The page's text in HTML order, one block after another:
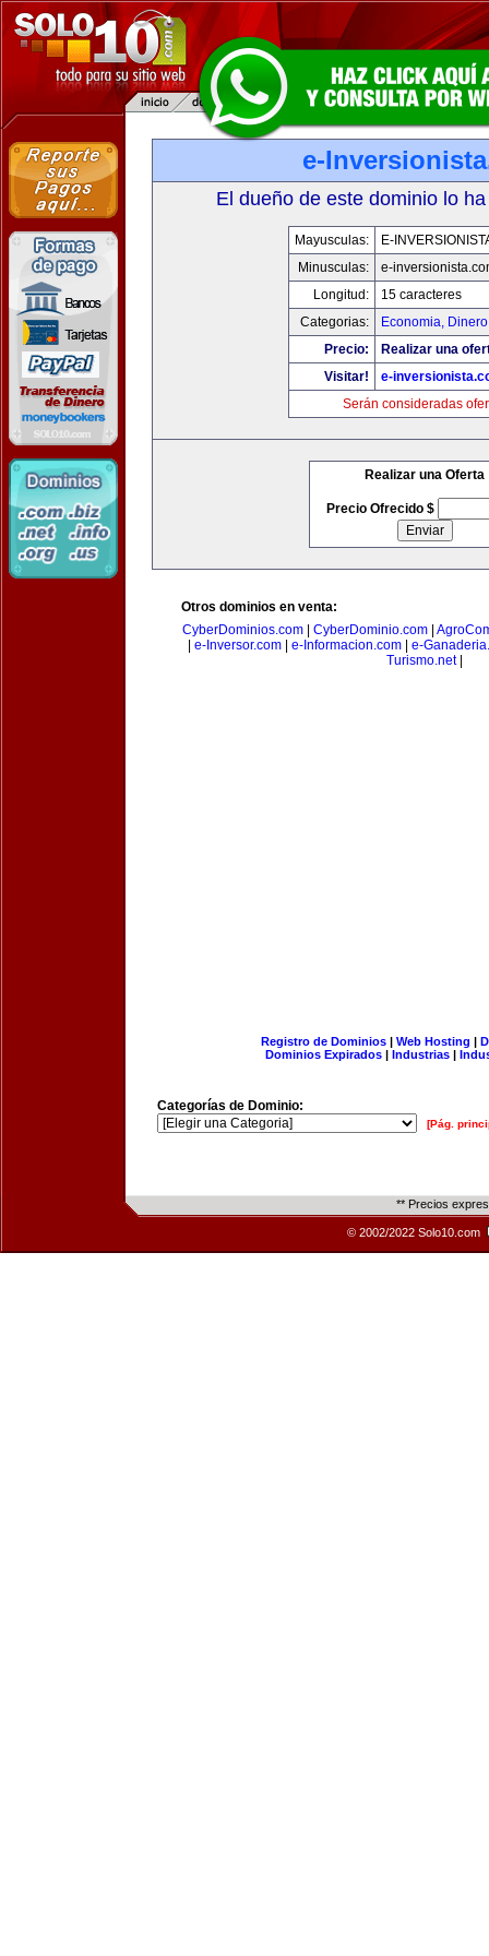
e-
El dueño de este dominio lo
Mayusculas:
E-
Minusculas:
e-
Longitud:
15 caracteres
Categorias:
Economia,
Precio:
Realizar una
Visitar!
e-
Serán consideradas
Realizar una Oferta
Precio Ofrecido $
Otros dominios en venta:
CyberDominios.com| CyberDominio.com|
e-Inversor.com| e-Informacion.com| e-
Turismo.net|
Registro de Dominios| Web Hosting |
Dominios Expirados | Industrias |
Categorías de Dominio:
[Pág.
** Precios
© 2002/2022 Solo10.com